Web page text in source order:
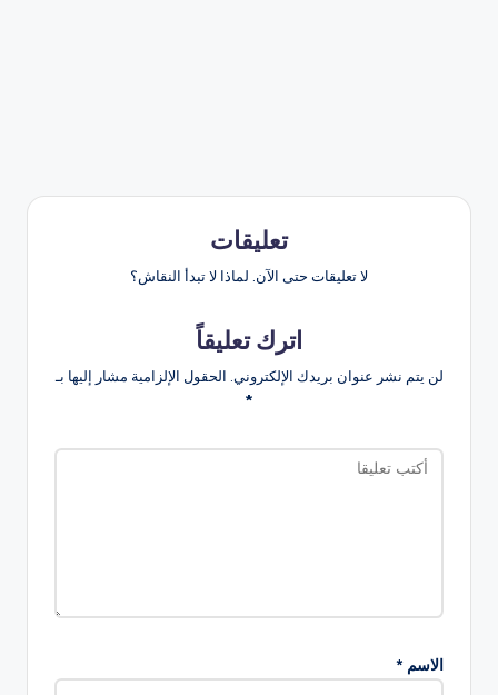
تعليقات
لا تعليقات حتى الآن. لماذا لا تبدأ النقاش؟
اترك تعليقاً
لن يتم نشر عنوان بريدك الإلكتروني. الحقول الإلزامية مشار إليها بـ
*
الاسم *